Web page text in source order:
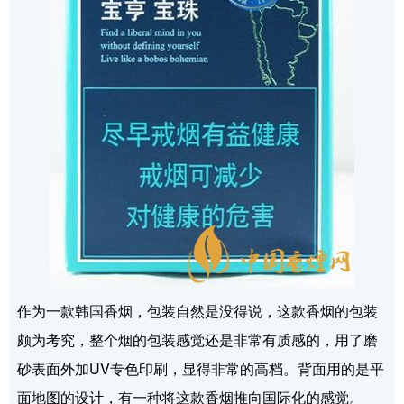
作为一款韩国香烟，包装自然是没得说，这款香烟的包装
颇为考究，整个烟的包装感觉还是非常有质感的，用了磨
砂表面外加UV专色印刷，显得非常的高档。背面用的是平
面地图的设计，有一种将这款香烟推向国际化的感觉。